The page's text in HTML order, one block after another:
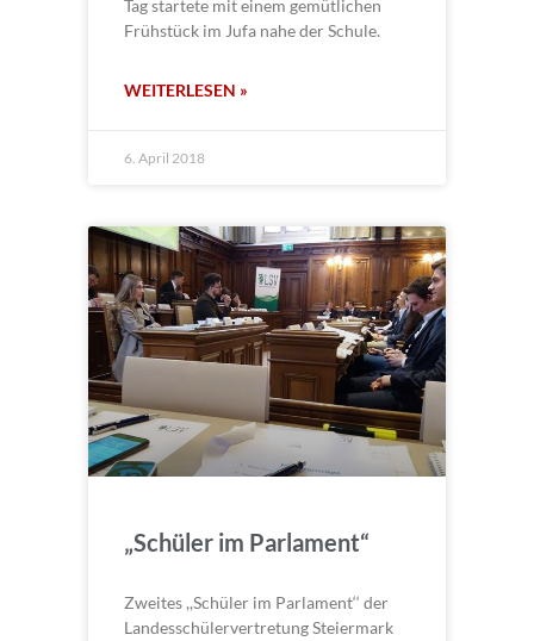
Tag startete mit einem gemütlichen
Frühstück im Jufa nahe der Schule.
WEITERLESEN »
6. April 2018
„Schüler im Parlament“
Zweites ,,Schüler im Parlament‘‘ der
Landesschülervertretung Steiermark